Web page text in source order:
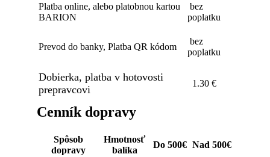
Platba online, alebo platobnou kartou
BARION
bez
poplatku
Prevod do banky, Platba QR kódom
bez
poplatku
Dobierka, platba v hotovosti
prepravcovi
1.30 €
Cenník dopravy
Spôsob
dopravy
Hmotnosť
balíka
Do 500€ Nad 500€